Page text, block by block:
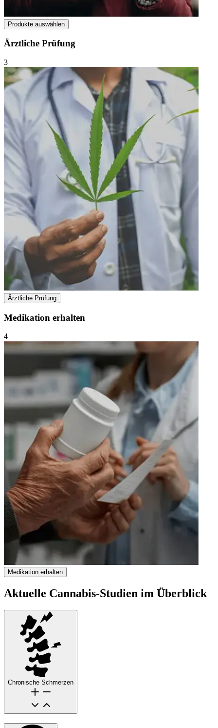
Produkte auswählen
Ärztliche Prüfung
3
Ärztliche Prüfung
Medikation erhalten
4
Medikation erhalten
Aktuelle Cannabis-Studien im Überblick
Chronische Schmerzen